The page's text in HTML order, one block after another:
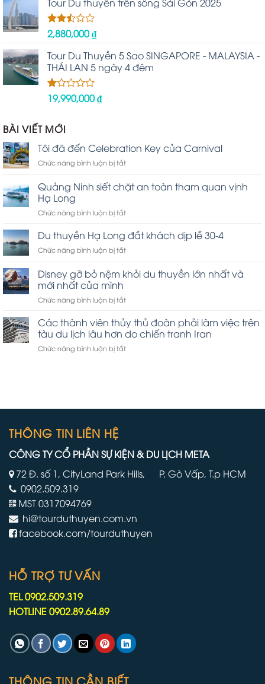
Được
hạng
2.48
5 sao
2,880,000₫
Tour Du Thuyền 5 Sao SINGAPORE - MALAYSIA -
THÁI LAN 5 ngày 4 đêm
Được
1.00
5
sao
19,990,000₫
BÀI VIẾT MỚI
Tôi đã đến Celebration Key của Carnival
Chức năng bình luận bị tắtở
đã
đến
Key
Carnival
Quảng Ninh siết chặt an toàn tham quan vịnh
Hạ Long
Chức năng bình luận bị tắtở
Ninh
siết
chặt
toàn
vịnh
Long
Du thuyền Hạ Long đắt khách dịp lễ 30-4
Chức năng bình luận bị tắtở
thuyền
Hạ
đắt
dịp
lễ
30-
4
Disney gỡ bỏ nệm khỏi du thuyền lớn nhất và
mới nhất của mình
Chức năng bình luận bị tắtở
bỏ
nệm
khỏi
mới
Các thành viên thủy thủ đoàn phải làm việc trên
tàu du lịch lâu hơn do chiến tranh Iran
Chức năng bình luận bị tắtở
đoàn
trên
tàu
lịch
chiến
Iran
THÔNG TIN LIÊN HỆ
CÔNG TY CỔ PHẦN SỰ KIỆN & DU LỊCH META
72 Đ. số 1, CityLand Park Hills, P. Gò Vấp, T.p HCM
0902.509.319
MST 0317094769
hi@tourduthuyen.com.vn
facebook.com/tourduthuyen
HỖ TRỢ TƯ VẤN
TEL 0902.509.319
HOTLINE 0902.89.64.89
THÔNG TIN CẦN BIẾT